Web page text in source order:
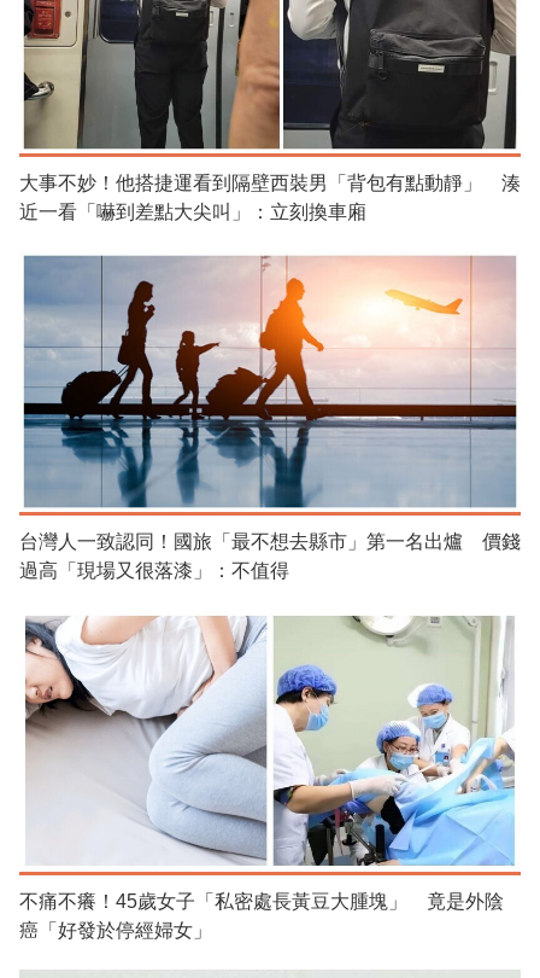
大事不妙！他搭捷運看到隔壁西裝男「背包有點動靜」 湊
近一看「嚇到差點大尖叫」：立刻換車廂
台灣人一致認同！國旅「最不想去縣市」第一名出爐 價錢
過高「現場又很落漆」：不值得
不痛不癢！45歲女子「私密處長黃豆大腫塊」 竟是外陰
癌「好發於停經婦女」